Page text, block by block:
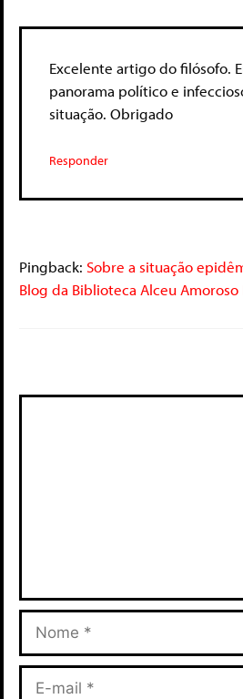
Excelente artigo do filósofo.
panorama político e
situação. Obrigado
Responder
Pingback: Sobre a situação
Blog da Biblioteca Alceu Amoroso